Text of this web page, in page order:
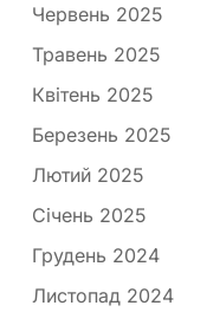
Червень 2025
Травень 2025
Квітень 2025
Березень 2025
Лютий 2025
Січень 2025
Грудень 2024
Листопад 2024